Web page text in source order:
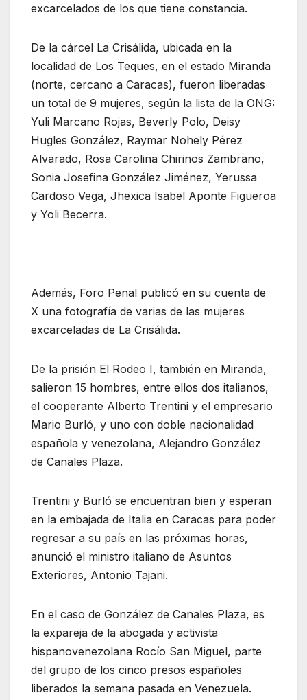
excarcelados de los que tiene constancia.
De la cárcel La Crisálida, ubicada en la
localidad de Los Teques, en el estado Miranda
(norte, cercano a Caracas), fueron liberadas
un total de 9 mujeres, según la lista de la ONG:
Yuli Marcano Rojas, Beverly Polo, Deisy
Hugles González, Raymar Nohely Pérez
Alvarado, Rosa Carolina Chirinos Zambrano,
Sonia Josefina González Jiménez, Yerussa
Cardoso Vega, Jhexica Isabel Aponte Figueroa
y Yoli Becerra.
Además, Foro Penal publicó en su cuenta de
X una fotografía de varias de las mujeres
excarceladas de La Crisálida.
De la prisión El Rodeo I, también en Miranda,
salieron 15 hombres, entre ellos dos italianos,
el cooperante Alberto Trentini y el empresario
Mario Burló, y uno con doble nacionalidad
española y venezolana, Alejandro González
de Canales Plaza.
Trentini y Burló se encuentran bien y esperan
en la embajada de Italia en Caracas para poder
regresar a su país en las próximas horas,
anunció el ministro italiano de Asuntos
Exteriores, Antonio Tajani.
En el caso de González de Canales Plaza, es
la expareja de la abogada y activista
hispanovenezolana Rocío San Miguel, parte
del grupo de los cinco presos españoles
liberados la semana pasada en Venezuela.